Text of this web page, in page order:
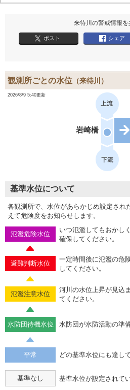
来待川の警戒情報を
ポスト シェア
観測所ごとの水位 （来待川）
2026/8/9 5:40更新
岩崎橋
基準水位について
各観測所で、水位があらかじめ設定され
えて危険度をお知らせします。
氾濫危険水位
いつ氾濫してもおかし
確保してください。
避難判断水位
一定時間後に氾濫の危
してください。
氾濫注意水位
河川の水位上昇が見込
てください。
水防団待機水位 水防団が水防活動の準
平常 どの基準水位にも達し
基準なし 基準水位が設定されて